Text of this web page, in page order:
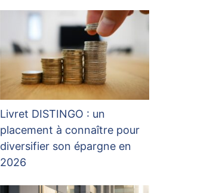
Livret DISTINGO : un
placement à connaître pour
diversifier son épargne en
2026